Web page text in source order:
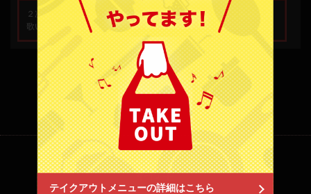
テイクアウトメニューの詳細はこちら
２次会にいかが？ 野毛のカラオケスナック徒歩５秒！ ２時間飲み
歌い放題で１名様￥3000税込
もっと見る (3)
料理
Ｂ級 センター 野毛☆大夢 （タイム）
神奈川県横浜市中区野毛町２-79番地
https://noge-taimu.owst.jp/
お店情報をコピー
閉じる